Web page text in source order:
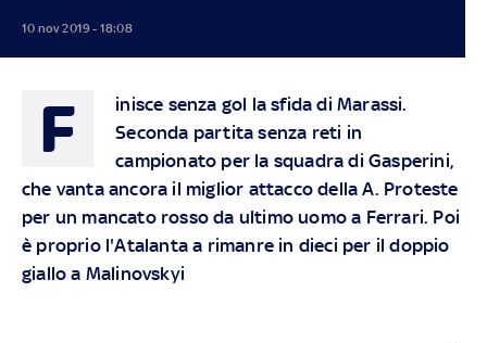
10 nov 2019 - 18:08
F
inisce senza gol la sfida di Marassi.
Seconda partita senza reti in
campionato per la squadra di Gasperini,
che vanta ancora il miglior attacco della A. Proteste
per un mancato rosso da ultimo uomo a Ferrari. Poi
è proprio l'Atalanta a rimanre in dieci per il doppio
giallo a Malinovskyi